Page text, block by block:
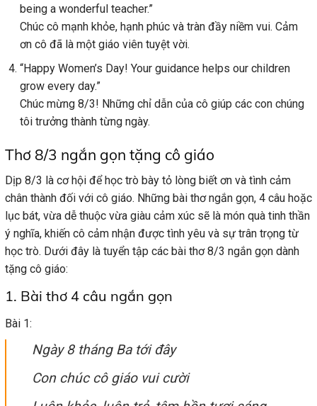
being a wonderful teacher.”
Chúc cô mạnh khỏe, hạnh phúc và tràn đầy niềm vui. Cảm
ơn cô đã là một giáo viên tuyệt vời.
“Happy Women’s Day! Your guidance helps our children
grow every day.”
Chúc mừng 8/3! Những chỉ dẫn của cô giúp các con chúng
tôi trưởng thành từng ngày.
Thơ 8/3 ngắn gọn tặng cô giáo
Dịp 8/3 là cơ hội để học trò bày tỏ lòng biết ơn và tình cảm
chân thành đối với cô giáo. Những bài thơ ngắn gọn, 4 câu hoặc
lục bát, vừa dễ thuộc vừa giàu cảm xúc sẽ là món quà tinh thần
ý nghĩa, khiến cô cảm nhận được tình yêu và sự trân trọng từ
học trò. Dưới đây là tuyển tập các bài thơ 8/3 ngắn gọn dành
tặng cô giáo:
1. Bài thơ 4 câu ngắn gọn
Bài 1:
Ngày 8 tháng Ba tới đây
Con chúc cô giáo vui cười